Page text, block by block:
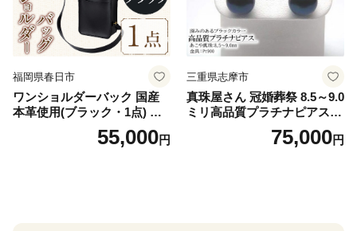
福岡県春日市
ワンショルダーバック 国産
本革使用(ブラック・1点) 鞄
バック バッグ カバン レザー
国産 日本製 牛革 黒 革 革製
55,000円
三重県志摩市
真珠屋さん 冠婚葬祭 8.5～9.0
ミリ高品質プラチナピアス P
t900 志摩産アコヤ真珠 ブラ
ックパール 黒真珠75,000円